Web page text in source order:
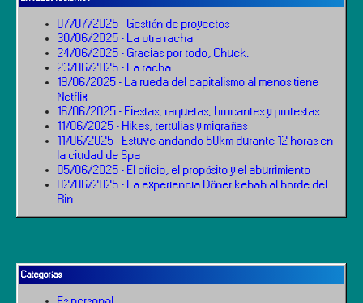
07/07/2025 - Gestión de proyectos
30/06/2025 - La otra racha
24/06/2025 - Gracias por todo, Chuck.
23/06/2025 - La racha
19/06/2025 - La rueda del capitalismo al menos tiene
Netflix
16/06/2025 - Fiestas, raquetas, brocantes y protestas
11/06/2025 - Hikes, tertulias y migrañas
11/06/2025 - Estuve andando 50km durante 12 horas en
la ciudad de Spa
05/06/2025 - El oficio, el propósito y el aburrimiento
02/06/2025 - La experiencia Döner kebab al borde del
Rin
Categorías